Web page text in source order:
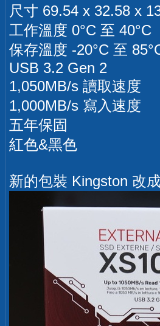
尺寸 69.54 x 32.58 x
工作溫度 0°C 至 40°C
保存溫度 -20°C 至
USB 3.2 Gen 2
1,050MB/s 讀取速度
1,000MB/s 寫入速度
五年保固
紅色&黑色
新的包裝 Kingston 改